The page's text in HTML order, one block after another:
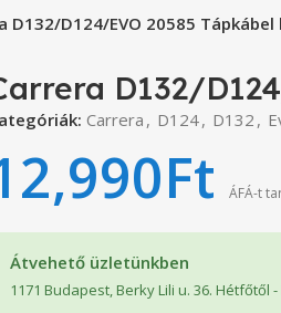
D132/D124/EVO 20585
D132/
Carrera , D124, D132 ,
Ft ÁFÁ-t
Átvehető üzletünkben
1171 Budapest, Berky Lili u. 36. Hétfőtől